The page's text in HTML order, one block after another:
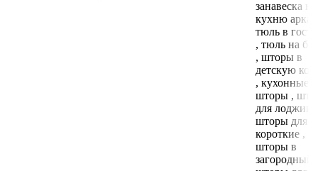
занавеска на
кухню арка ,
тюль в
, тюль на
, шторы в
детскую
, кухонные
шторы ,
для лоджии ,
шторы для
короткие ,
шторы в
загородный